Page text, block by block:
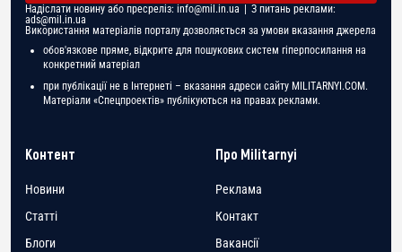
Надіслати новину або пресреліз: info@mil.in.ua | З питань реклами:
ads@mil.in.ua
Використання матеріалів порталу дозволяється за умови вказання джерела
обов'язкове пряме, відкрите для пошукових систем гіперпосилання на
конкретний матеріал
при публікації не в Інтернеті – вказання адреси сайту MILITARNYI.COM.
Матеріали «Спецпроектів» публікуються на правах реклами.
Контент
Новини
Статті
Блоги
Про Militarnyi
Реклама
Контакт
Вакансії